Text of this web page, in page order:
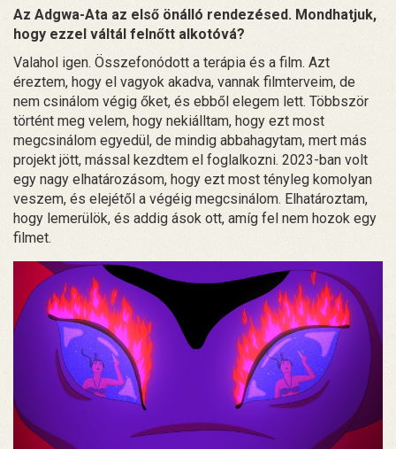
Az Adgwa-Ata az első önálló rendezésed. Mondhatjuk,
hogy ezzel váltál felnőtt alkotóvá?
Valahol igen. Összefonódott a terápia és a film. Azt
éreztem, hogy el vagyok akadva, vannak filmterveim, de
nem csinálom végig őket, és ebből elegem lett. Többször
történt meg velem, hogy nekiálltam, hogy ezt most
megcsinálom egyedül, de mindig abbahagytam, mert más
projekt jött, mással kezdtem el foglalkozni. 2023-ban volt
egy nagy elhatározásom, hogy ezt most tényleg komolyan
veszem, és elejétől a végéig megcsinálom. Elhatároztam,
hogy lemerülök, és addig ások ott, amíg fel nem hozok egy
filmet.